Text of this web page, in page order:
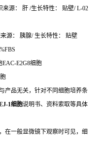
源： 肝 /生长特性： 贴壁/ L-02
源： 胰腺/ 生长特性： 贴壁
E2G8细胞
产品无关，针对不同细胞培养条
1细胞说明书、资料索取等具体
在一般显微镜下观察时可见，细